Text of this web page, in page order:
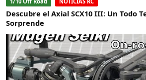
Descubre el Axial SCX10 III: Un Todo
Sorprende